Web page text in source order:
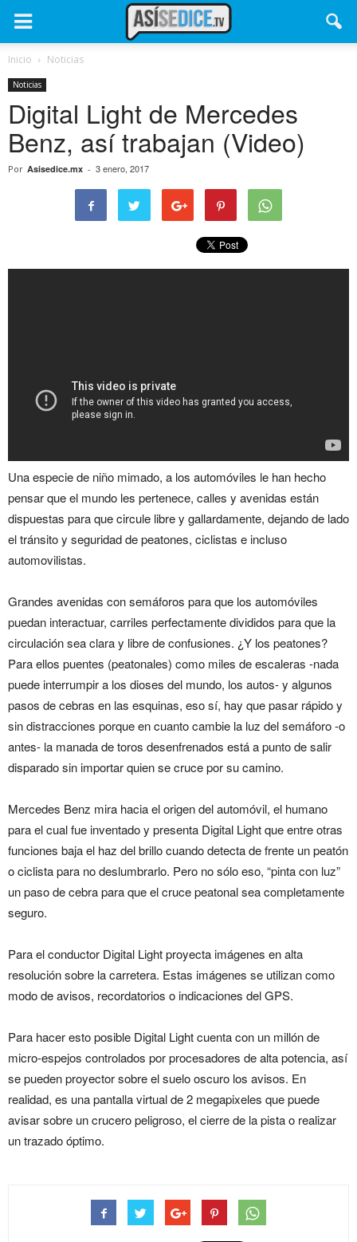
Inicio Noticias
Noticias
Digital Light de Mercedes
Benz, así trabajan (Video)
Por Asisedice.mx - 3 enero, 2017
Una especie de niño mimado, a los automóviles le han hecho
pensar que el mundo les pertenece, calles y avenidas están
dispuestas para que circule libre y gallardamente, dejando de lado
el tránsito y seguridad de peatones, ciclistas e incluso
automovilistas.
Grandes avenidas con semáforos para que los automóviles
puedan interactuar, carriles perfectamente divididos para que la
circulación sea clara y libre de confusiones. ¿Y los peatones?
Para ellos puentes (peatonales) como miles de escaleras -nada
puede interrumpir a los dioses del mundo, los autos- y algunos
pasos de cebras en las esquinas, eso sí, hay que pasar rápido y
sin distracciones porque en cuanto cambie la luz del semáforo -o
antes- la manada de toros desenfrenados está a punto de salir
disparado sin importar quien se cruce por su camino.
Mercedes Benz mira hacia el origen del automóvil, el humano
para el cual fue inventado y presenta Digital Light que entre otras
funciones baja el haz del brillo cuando detecta de frente un peatón
o ciclista para no deslumbrarlo. Pero no sólo eso, “pinta con luz”
un paso de cebra para que el cruce peatonal sea completamente
seguro.
Para el conductor Digital Light proyecta imágenes en alta
resolución sobre la carretera. Estas imágenes se utilizan como
modo de avisos, recordatorios o indicaciones del GPS.
Para hacer esto posible Digital Light cuenta con un millón de
micro-espejos controlados por procesadores de alta potencia, así
se pueden proyector sobre el suelo oscuro los avisos. En
realidad, es una pantalla virtual de 2 megapixeles que puede
avisar sobre un crucero peligroso, el cierre de la pista o realizar
un trazado óptimo.